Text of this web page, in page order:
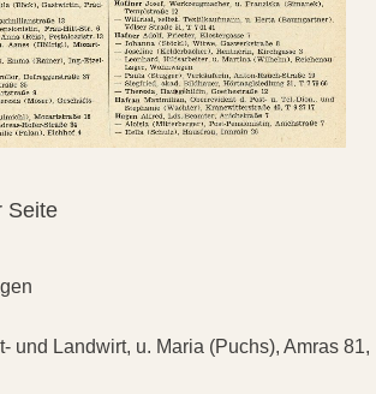
Seite
und Landwirt, u. Maria (Puchs), Amras 81,